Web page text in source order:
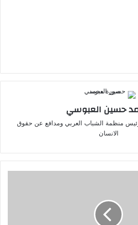
حسين العبوسي
منظمة الشباب العربي ومدافع عن حقوق
الانسان